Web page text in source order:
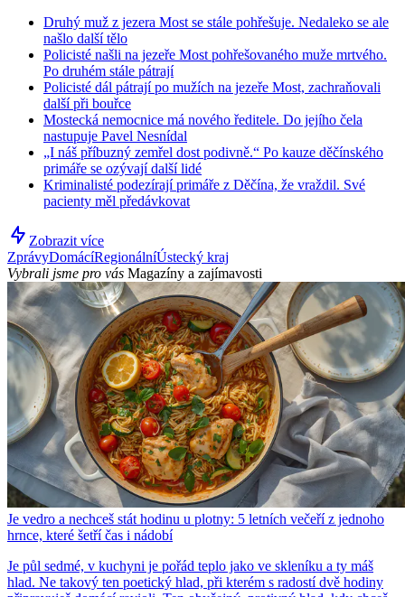
Druhý muž z jezera Most se stále pohřešuje. Nedaleko se ale
našlo další tělo
Policisté našli na jezeře Most pohřešovaného muže mrtvého.
Po druhém stále pátrají
Policisté dál pátrají po mužích na jezeře Most, zachraňovali
další při bouřce
Mostecká nemocnice má nového ředitele. Do jejího čela
nastupuje Pavel Nesnídal
„I náš příbuzný zemřel dost podivně.“ Po kauze děčínského
primáře se ozývají další lidé
Kriminalisté podezírají primáře z Děčína, že vraždil. Své
pacienty měl předávkovat
Zobrazit více
ZprávyDomácíRegionálníÚstecký kraj
Vybrali jsme pro vás Magazíny a zajímavosti
Je vedro a nechceš stát hodinu u plotny: 5 letních večeří z jednoho
hrnce, které šetří čas i nádobí
Je půl sedmé, v kuchyni je pořád teplo jako ve skleníku a ty máš
hlad. Ne takový ten poetický hlad, při kterém s radostí dvě hodiny